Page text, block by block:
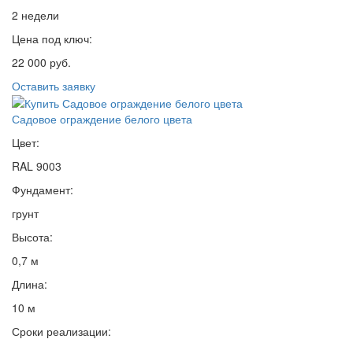
2 недели
Цена под ключ:
22 000 руб.
Оставить заявку
Садовое ограждение белого цвета
Цвет:
RAL 9003
Фундамент:
грунт
Высота:
0,7 м
Длина:
10 м
Сроки реализации: